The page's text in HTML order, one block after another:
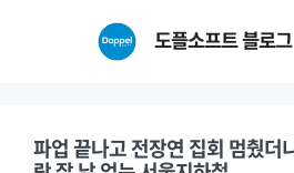
도플소프트 블로그
파업 끝나고 전장연 집회 멈췄